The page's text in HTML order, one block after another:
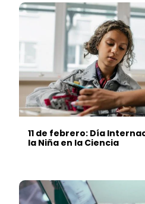
11 de febrero: Día
la Niña en la Ciencia